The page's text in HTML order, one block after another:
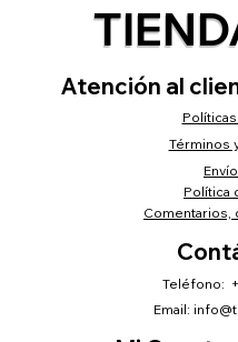
Atención al
Términos
Política
Comentarios,
Teléfono:
Email: